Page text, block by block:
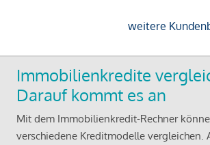
weitere
Immobilienkredite
Darauf kommt es an
Mit dem Immobilienkredit-Rechner
verschiedene Kreditmodelle vergleichen.